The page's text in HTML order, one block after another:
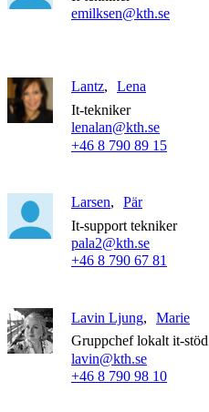
emilksen@kth.se
Lantz
Lena
It-tekniker
lenalan@kth.se
+46 8 790 89 15
Larsen
Pär
It-support tekniker
pala2@kth.se
+46 8 790 67 81
Lavin Ljung
Marie
Gruppchef lokalt it-stöd
lavin@kth.se
+46 8 790 98 10